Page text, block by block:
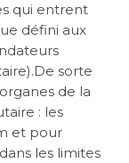
qui entrent
défini aux
sorte
de la
: les
et pour
les limites